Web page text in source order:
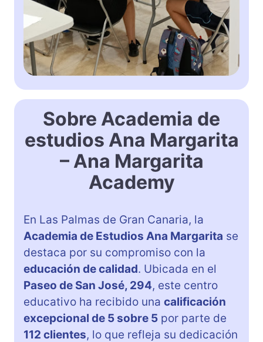
Sobre Academia de
estudios Ana Margarita
– Ana Margarita
Academy
En Las Palmas de Gran Canaria, la
Academia de Estudios Ana Margarita se
destaca por su compromiso con la
educación de calidad. Ubicada en el
Paseo de San José, 294, este centro
educativo ha recibido una calificación
excepcional de 5 sobre 5 por parte de
112 clientes, lo que refleja su dedicación